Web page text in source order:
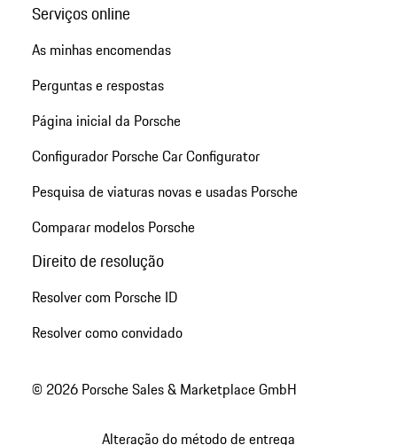
Serviços online
As minhas encomendas
Perguntas e respostas
Página inicial da Porsche
Configurador Porsche Car Configurator
Pesquisa de viaturas novas e usadas Porsche
Comparar modelos Porsche
Direito de resolução
Resolver com Porsche ID
Resolver como convidado
© 2026 Porsche Sales & Marketplace GmbH
Alteração do método de entrega